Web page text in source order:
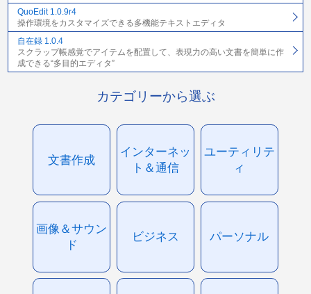
QuoEdit 1.0.9r4
操作環境をカスタマイズできる多機能テキストエディタ
自在録 1.0.4
スクラップ帳感覚でアイテムを配置して、表現力の高い文書を簡単に作
成できる“多目的エディタ”
カテゴリーから選ぶ
文書作成
インターネッ
ト＆通信
ユーティリテ
ィ
画像＆サウン
ド
ビジネス パーソナル